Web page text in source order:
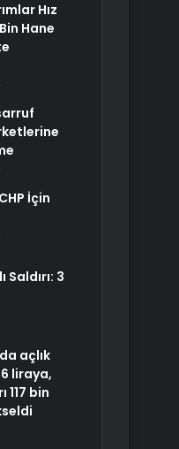
Hız
Hane
İçin
Saldırı: 3
açlık
liraya,
117 bin